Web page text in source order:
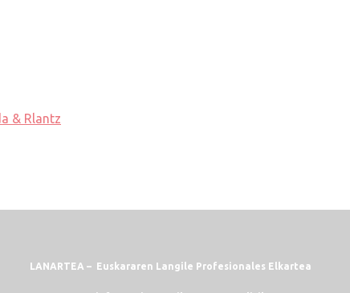
& Rlantz
LANARTEA – Euskararen Langile Profesionales Elkartea